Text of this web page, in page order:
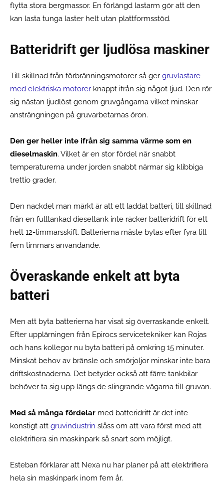
flytta stora bergmassor. En förlängd lastarm gör att den
kan lasta tunga laster helt utan plattformsstöd.
Batteridrift ger ljudlösa maskiner
Till skillnad från förbränningsmotorer så ger gruvlastare
med elektriska motorer knappt ifrån sig något ljud. Den rör
sig nästan ljudlöst genom gruvgångarna vilket minskar
ansträngningen på gruvarbetarnas öron.
Den ger heller inte ifrån sig samma värme som en
dieselmaskin. Vilket är en stor fördel när snabbt
temperaturerna under jorden snabbt närmar sig klibbiga
trettio grader.
Den nackdel man märkt är att ett laddat batteri, till skillnad
från en fulltankad dieseltank inte räcker batteridrift för ett
helt 12-timmarsskift. Batterierna måste bytas efter fyra till
fem timmars användande.
Överaskande enkelt att byta
batteri
Men att byta batterierna har visat sig överraskande enkelt.
Efter upplärningen från Epirocs servicetekniker kan Rojas
och hans kollegor nu byta batteri på omkring 15 minuter.
Minskat behov av bränsle och smörjoljor minskar inte bara
driftskostnaderna. Det betyder också att färre tankbilar
behöver ta sig upp längs de slingrande vägarna till gruvan.
Med så många fördelar med batteridrift är det inte
konstigt att gruvindustrin slåss om att vara först med att
elektrifiera sin maskinpark så snart som möjligt.
Esteban förklarar att Nexa nu har planer på att elektrifiera
hela sin maskinpark inom fem år.